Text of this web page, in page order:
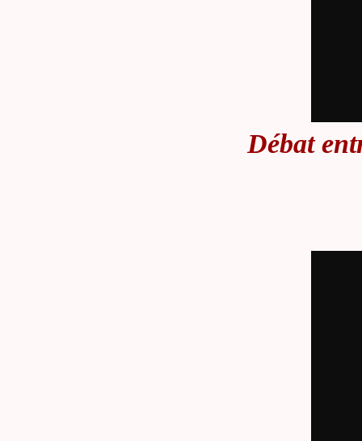
Débat